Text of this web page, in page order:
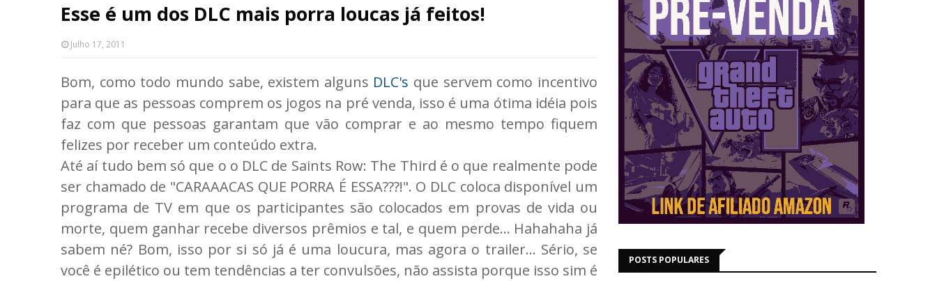
Esse é um dos DLC mais porra loucas já feitos!
Julho 17, 2011
Bom, como todo mundo sabe, existem alguns DLC's que servem como incentivo
para que as pessoas comprem os jogos na pré venda, isso é uma ótima idéia pois
faz com que pessoas garantam que vão comprar e ao mesmo tempo fiquem
felizes por receber um conteúdo extra.
Até aí tudo bem só que o o DLC de Saints Row: The Third é o que realmente pode
ser chamado de "CARAAACAS QUE PORRA É ESSA???!". O DLC coloca disponível um
programa de TV em que os participantes são colocados em provas de vida ou
morte, quem ganhar recebe diversos prêmios e tal, e quem perde... Hahahaha já
sabem né? Bom, isso por si só já é uma loucura, mas agora o trailer... Sério, se
você é epilético ou tem tendências a ter convulsões, não assista porque isso sim é
POSTS POPULARES